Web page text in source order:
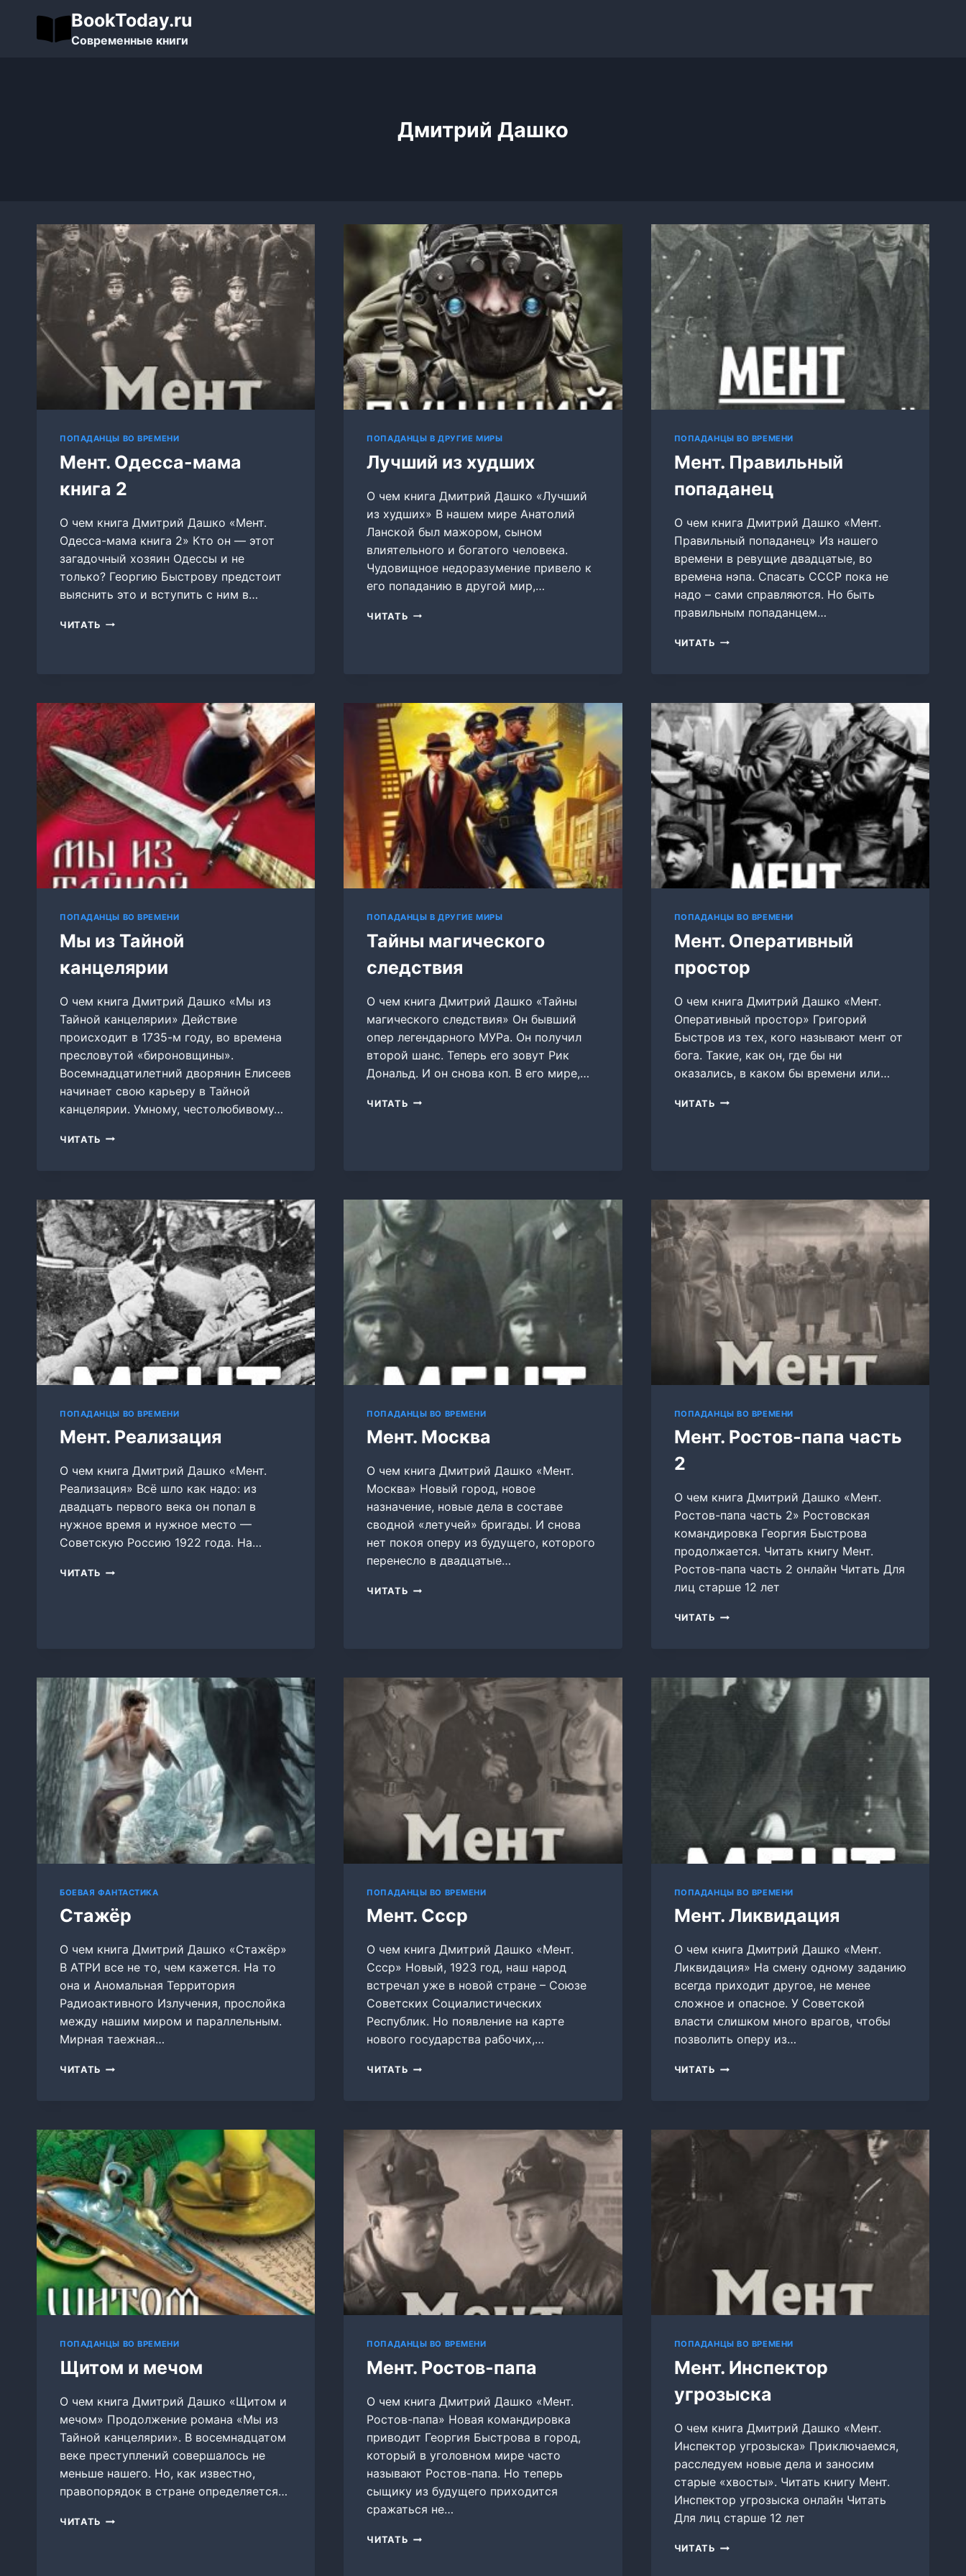
содержимому
BookToday.ru
Современные книги
Дмитрий Дашко
ПОПАДАНЦЫ ВО ВРЕМЕНИ
Мент. Одесса-мама
книга 2
О чем книга Дмитрий Дашко «Мент.
Одесса-мама книга 2» Кто он — этот
загадочный хозяин Одессы и не
только? Георгию Быстрову предстоит
выяснить это и вступить с ним в…
ЧИТАТЬ МЕНТ.
ПОПАДАНЦЫ В ДРУГИЕ МИРЫ
Лучший из худших
О чем книга Дмитрий Дашко «Лучший
из худших» В нашем мире Анатолий
Ланской был мажором, сыном
влиятельного и богатого человека.
Чудовищное недоразумение привело к
его попаданию в другой мир,…
ЧИТАТЬ ЛУЧШИЙ
ПОПАДАНЦЫ ВО ВРЕМЕНИ
Мент. Правильный
попаданец
О чем книга Дмитрий Дашко «Мент.
Правильный попаданец» Из нашего
времени в ревущие двадцатые, во
времена нэпа. Спасать СССР пока не
надо – сами справляются. Но быть
правильным попаданцем…
ЧИТАТЬ МЕНТ.
ПОПАДАНЦЫ ВО ВРЕМЕНИ
Мы из Тайной
канцелярии
О чем книга Дмитрий Дашко «Мы из
Тайной канцелярии» Действие
происходит в 1735-м году, во времена
пресловутой «бироновщины».
Восемнадцатилетний дворянин Елисеев
начинает свою карьеру в Тайной
канцелярии. Умному, честолюбивому…
ЧИТАТЬ МЫ
ПОПАДАНЦЫ В ДРУГИЕ МИРЫ
Тайны магического
следствия
О чем книга Дмитрий Дашко «Тайны
магического следствия» Он бывший
опер легендарного МУРа. Он получил
второй шанс. Теперь его зовут Рик
Дональд. И он снова коп. В его мире,…
ЧИТАТЬ ТАЙНЫ
ПОПАДАНЦЫ ВО ВРЕМЕНИ
Мент. Оперативный
простор
О чем книга Дмитрий Дашко «Мент.
Оперативный простор» Григорий
Быстров из тех, кого называют мент от
бога. Такие, как он, где бы ни
оказались, в каком бы времени или…
ЧИТАТЬ МЕНТ.
ПОПАДАНЦЫ ВО ВРЕМЕНИ
Мент. Реализация
О чем книга Дмитрий Дашко «Мент.
Реализация» Всё шло как надо: из
двадцать первого века он попал в
нужное время и нужное место —
Советскую Россию 1922 года. На…
ЧИТАТЬ МЕНТ.
ПОПАДАНЦЫ ВО ВРЕМЕНИ
Мент. Москва
О чем книга Дмитрий Дашко «Мент.
Москва» Новый город, новое
назначение, новые дела в составе
сводной «летучей» бригады. И снова
нет покоя оперу из будущего, которого
перенесло в двадцатые…
ЧИТАТЬ МЕНТ.
ПОПАДАНЦЫ ВО ВРЕМЕНИ
Мент. Ростов-папа часть
2
О чем книга Дмитрий Дашко «Мент.
Ростов-папа часть 2» Ростовская
командировка Георгия Быстрова
продолжается. Читать книгу Мент.
Ростов-папа часть 2 онлайн Читать Для
лиц старше 12 лет
ЧИТАТЬ МЕНТ.
БОЕВАЯ ФАНТАСТИКА
Стажёр
О чем книга Дмитрий Дашко «Стажёр»
В АТРИ все не то, чем кажется. На то
она и Аномальная Территория
Радиоактивного Излучения, прослойка
между нашим миром и параллельным.
Мирная таежная…
ЧИТАТЬ СТАЖЁР
ПОПАДАНЦЫ ВО ВРЕМЕНИ
Мент. Ссср
О чем книга Дмитрий Дашко «Мент.
Ссср» Новый, 1923 год, наш народ
встречал уже в новой стране – Союзе
Советских Социалистических
Республик. Но появление на карте
нового государства рабочих,…
ЧИТАТЬ МЕНТ.
ПОПАДАНЦЫ ВО ВРЕМЕНИ
Мент. Ликвидация
О чем книга Дмитрий Дашко «Мент.
Ликвидация» На смену одному заданию
всегда приходит другое, не менее
сложное и опасное. У Советской
власти слишком много врагов, чтобы
позволить оперу из…
ЧИТАТЬ МЕНТ.
ПОПАДАНЦЫ ВО ВРЕМЕНИ
Щитом и мечом
О чем книга Дмитрий Дашко «Щитом и
мечом» Продолжение романа «Мы из
Тайной канцелярии». В восемнадцатом
веке преступлений совершалось не
меньше нашего. Но, как известно,
правопорядок в стране определяется…
ЧИТАТЬ ЩИТОМ
ПОПАДАНЦЫ ВО ВРЕМЕНИ
Мент. Ростов-папа
О чем книга Дмитрий Дашко «Мент.
Ростов-папа» Новая командировка
приводит Георгия Быстрова в город,
который в уголовном мире часто
называют Ростов-папа. Но теперь
сыщику из будущего приходится
сражаться не…
ЧИТАТЬ МЕНТ.
ПОПАДАНЦЫ ВО ВРЕМЕНИ
Мент. Инспектор
угрозыска
О чем книга Дмитрий Дашко «Мент.
Инспектор угрозыска» Приключаемся,
расследуем новые дела и заносим
старые «хвосты». Читать книгу Мент.
Инспектор угрозыска онлайн Читать
Для лиц старше 12 лет
ЧИТАТЬ МЕНТ.